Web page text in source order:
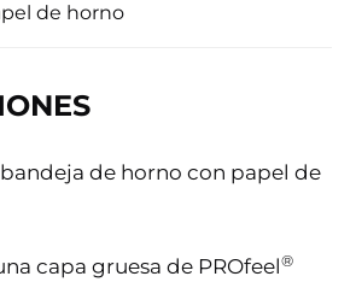
de horno
de horno con papel de
capa gruesa de PROfeel®